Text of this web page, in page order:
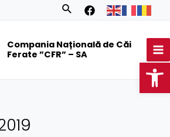
Search
Compania Națională de Căi
Ferate ”CFR” – SA